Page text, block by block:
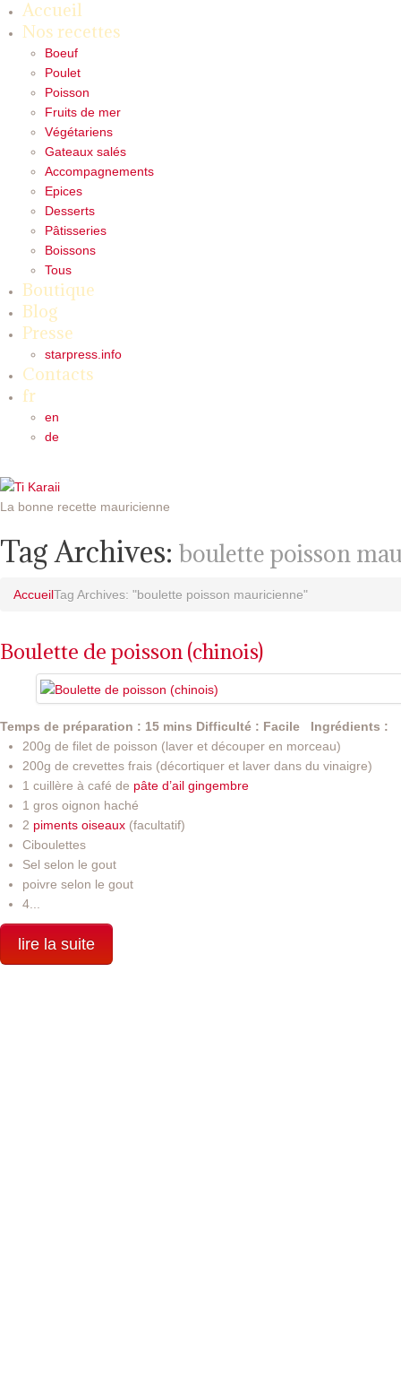
Accueil
Nos recettes
Boeuf
Poulet
Poisson
Fruits de mer
Végétariens
Gateaux salés
Accompagnements
Epices
Desserts
Pâtisseries
Boissons
Tous
Boutique
Blog
Presse
starpress.info
Contacts
fr
en
de
La bonne recette mauricienne
Tag Archives: boulette poisson
AccueilTag Archives: "boulette poisson mauricienne"
Boulette de poisson (chinois)
Temps de préparation : 15 mins Difficulté : Facile
Ingrédients :
200g de filet de poisson (laver et découper en morceau)
200g de crevettes frais (décortiquer et laver dans du vinaigre)
1 cuillère à café de pâte d’ail gingembre
1 gros oignon haché
2 piments oiseaux (facultatif)
Ciboulettes
Sel selon le gout
poivre selon le gout
4...
lire la suite